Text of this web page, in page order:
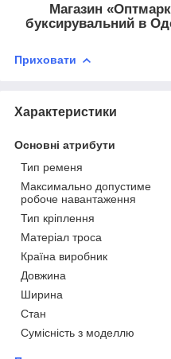
Магазин
буксирувальний в
Приховати
Характеристики
Основні атрибути
Тип ременя
Максимально допустиме
робоче навантаження
Тип кріплення
Матеріал троса
Країна виробник
Довжина
Ширина
Стан
Сумісність з моделлю